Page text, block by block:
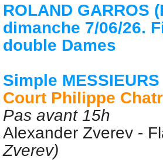
ROLAND GARROS
dimanche 7/06/26.
double Dames
Simple MESSIEURS
Court Philippe
Pas avant 15h
Alexander Zverev -
Zverev)